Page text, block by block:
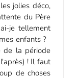
jolies déco,
du Père
je tellement
enfants ?
de la période
! Il faut
de choses